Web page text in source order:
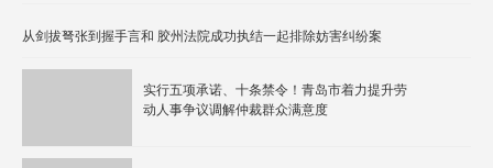
从剑拔弩张到握手言和 胶州法院成功执结一起排除妨害纠纷案
实行五项承诺、十条禁令！青岛市着力提升劳
动人事争议调解仲裁群众满意度